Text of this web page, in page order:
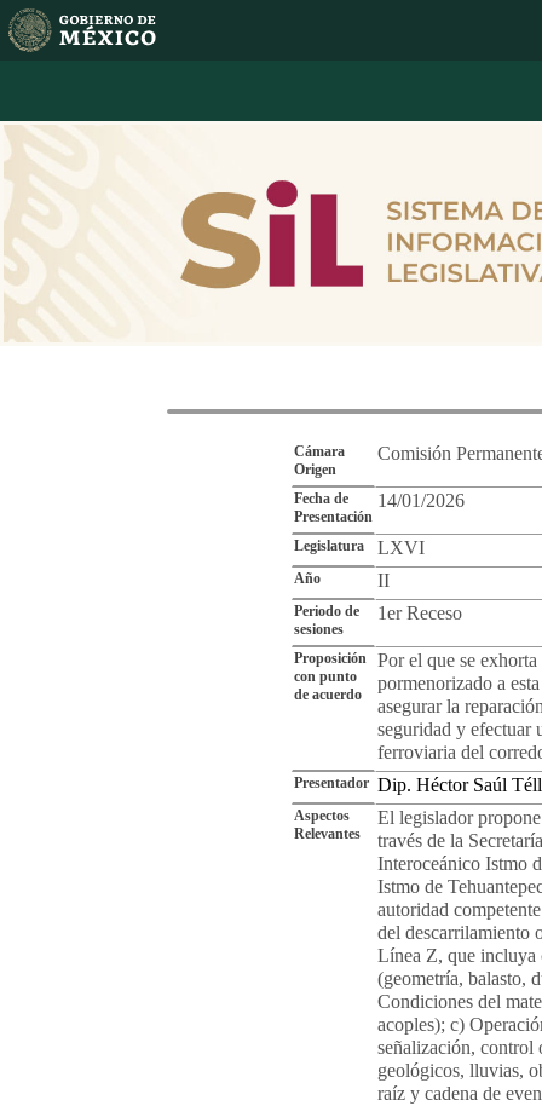
Cámara
Origen
Comisión
Fecha de
Presentación
14/01/2026
Legislatura LXVI
Año II
Periodo de
sesiones
1er Receso
Proposición
con punto
de acuerdo
Por el que se
pormenorizado a
asegurar la
seguridad y efectuar
ferroviaria del
Presentador Dip. Héctor Saúl
Aspectos
Relevantes
El legislador
través de la
Interoceánico Istmo
Istmo de
autoridad
del descarrilamiento
Línea Z, que
(geometría, balasto,
Condiciones del
acoples); c)
señalización, control
geológicos, lluvias,
raíz y cadena de